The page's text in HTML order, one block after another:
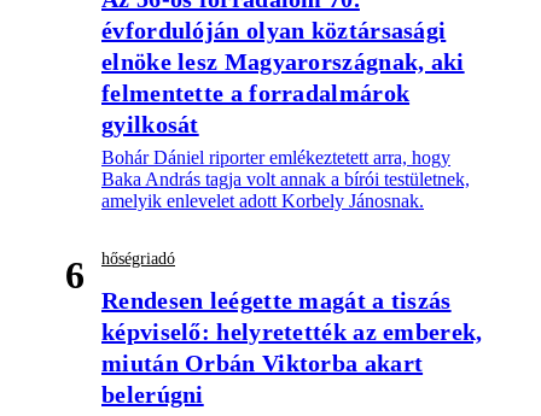
évfordulóján olyan köztársasági
elnöke lesz Magyarországnak, aki
felmentette a forradalmárok
gyilkosát
Bohár Dániel riporter emlékeztetett arra, hogy
Baka András tagja volt annak a bírói testületnek,
amelyik enlevelet adott Korbely Jánosnak.
6 hőségriadó
Rendesen leégette magát a tiszás
képviselő: helyretették az emberek,
miután Orbán Viktorba akart
belerúgni